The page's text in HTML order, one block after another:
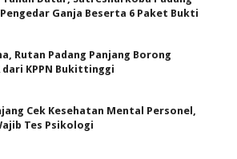
Ganja Beserta 6 Paket Bukti
Rutan Padang Panjang Borong
dari KPPN Bukittinggi
Cek Kesehatan Mental Personel,
Tes Psikologi